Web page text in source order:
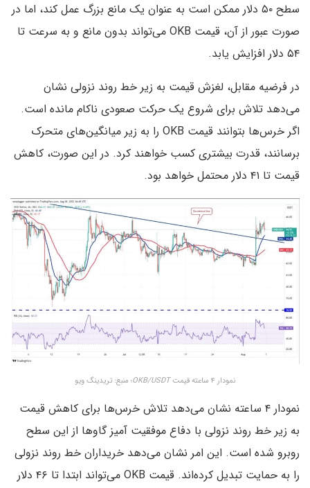
سطح ۵۰ دلار ممکن است به عنوان یک مانع بزرگ عمل کند، اما در
صورت عبور از آن، قیمت OKB می‌تواند بدون مانع و به سرعت تا
۵۴ دلار افزایش یابد.
در فرضیه مقابل، لغزش قیمت به زیر خط روند نزولی نشان
می‌دهد تلاش برای شروع یک حرکت صعودی ناکام مانده است.
اگر خرس‌ها بتوانند قیمت OKB را به زیر میانگین‌های متحرک
برسانند، قدرت بیشتری کسب خواهند کرد. در این صورت، کاهش
قیمت تا ۴۱ دلار محتمل خواهد بود.
نمودار ۴ ساعته قیمت OKB/USDT؛ منبع: تریدینگ ویو
نمودار ۴ ساعته نشان می‌دهد تلاش خرس‌ها برای کاهش قیمت
به زیر خط روند نزولی با دفاع موفقیت آمیز گاوها از این سطح
روبرو شده است. این امر نشان می‌دهد خریداران خط روند نزولی
را به حمایت تبدیل کرده‌اند. قیمت OKB می‌تواند ابتدا تا ۴۶ دلار